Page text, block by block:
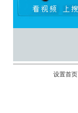
设置首页